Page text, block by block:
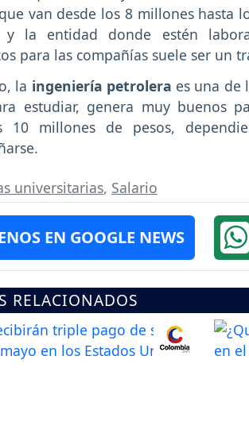
van desde los 8 millones hasta
la entidad donde estén
para las compañías suele ser un
la ingeniería petrolera es una de
estudiar, genera muy buenos
10 millones de pesos,
universitarias, Salario
EN GOOGLE NEWS
RELACIONADOS